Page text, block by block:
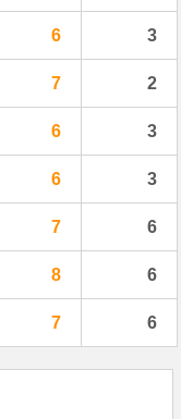
6 3
7 2
6 3
6 3
7 6
8 6
7 6